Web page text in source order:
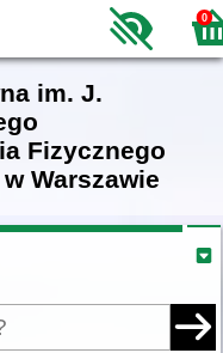
0
im. J.
Fizycznego
Warszawie